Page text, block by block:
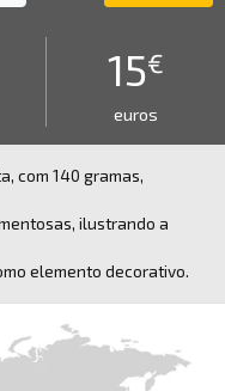
15€
euros
com 140 gramas,
ilustrando a
elemento decorativo.